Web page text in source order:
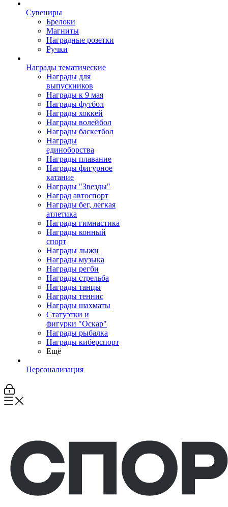
Сувениры
Брелоки
Магниты
Наградные розетки
Ручки
Награды тематические
Награды для
выпускников
Награды к 9 мая
Награды футбол
Награды хоккей
Награды волейбол
Награды баскетбол
Награды
единоборства
Награды плавание
Награды фигурное
катание
Награды "Звезды"
Наград автоспорт
Награды бег, легкая
атлетика
Награды гимнастика
Награды конный
спорт
Награды лыжи
Награды музыка
Награды регби
Награды стрельба
Награды танцы
Награды теннис
Награды шахматы
Статуэтки и
фигурки "Оскар"
Награды рыбалка
Награды киберспорт
Ещё
Персонализация